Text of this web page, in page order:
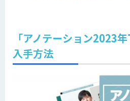
「アノテーション2023
入手方法